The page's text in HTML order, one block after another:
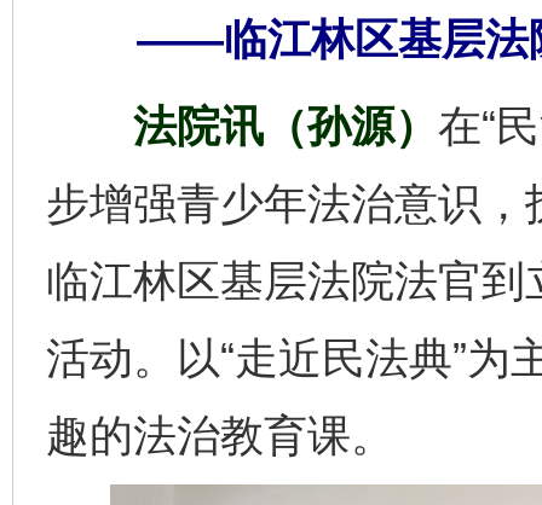
——临江林区基层法
法院讯（孙源） 在“
步增强青少年法治意识
临江林区基层法院法官
活动。以“走近民法典”为
趣的法治教育课。